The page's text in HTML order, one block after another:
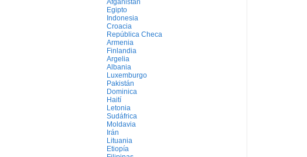
Afganistán
Egipto
Indonesia
Croacia
República Checa
Armenia
Finlandia
Argelia
Albania
Luxemburgo
Pakistán
Dominica
Haití
Letonia
Sudáfrica
Moldavia
Irán
Lituania
Etiopía